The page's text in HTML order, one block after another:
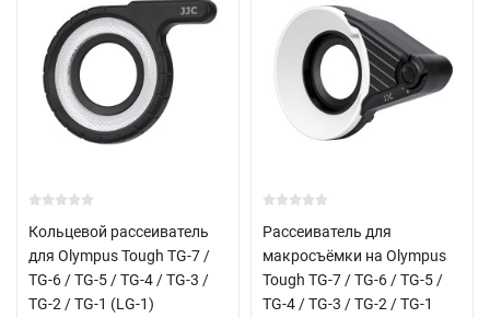
Кольцевой рассеиватель
для Olympus Tough TG-7 /
TG-6 / TG-5 / TG-4 / TG-3 /
TG-2 / TG-1 (LG-1)
Рассеиватель для
макросъёмки на Olympus
Tough TG-7 / TG-6 / TG-5 /
TG-4 / TG-3 / TG-2 / TG-1